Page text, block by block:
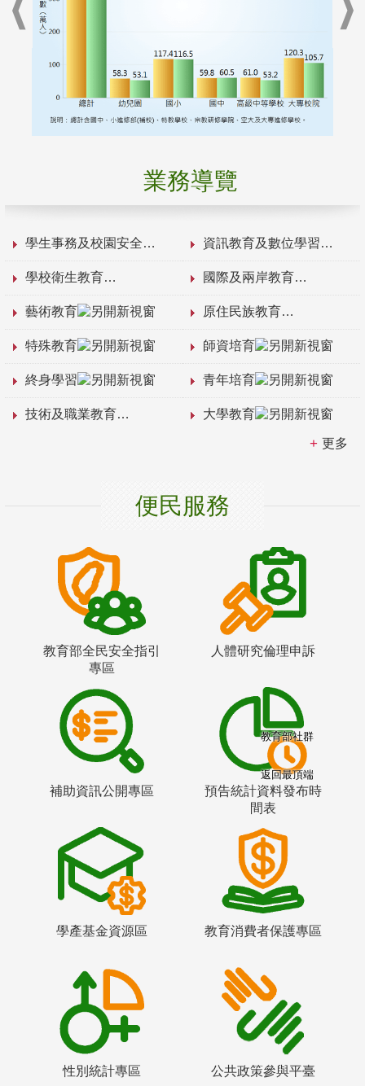
業務導覽
學生事務及校園安全 資訊教育及數位學習
學校衛生教育 國際及兩岸教育
藝術教育 原住民族教育
特殊教育 師資培育
終身學習 青年培育
技術及職業教育 大學教育
更多
便民服務
教育部全民安全指引
專區
人體研究倫理申訴
補助資訊公開專區
預告統計資料發布時
間表
學產基金資源區 教育消費者保護專區
性別統計專區 公共政策參與平臺
教育部社群
返回最頂端